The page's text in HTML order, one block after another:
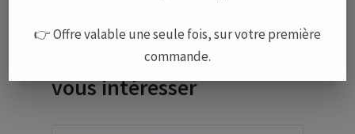
Articles qui pourraient
vous intéresser
👉 Offre valable une seule fois, sur votre première
commande.